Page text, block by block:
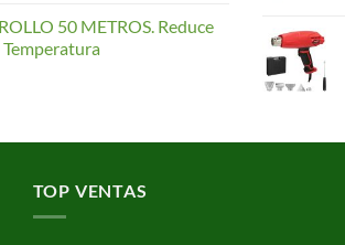
50 METROS. Reduce
Temperatura
TOP VENTAS